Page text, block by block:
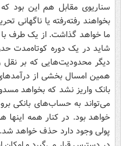
سناریوی مقابل هم این بود
بخواهند رفته‌رفته یا ناگهانی
ما خواهد گذاشت. از یک طرف با
شاید در یک دوره کوتاه‌مدت
دیگر محدودیت‌هایی که بر نقل
همین امسال بخشی از
بانک واریز نشد که بخواهد
می‌تواند به حساب‌های بانکی
خواهد بود. در کنار همه اینها
پولی وجود دارد حذف خواهد شد.